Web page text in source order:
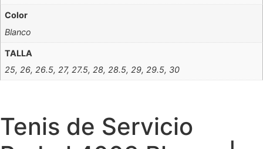
Color
Blanco
TALLA
25, 26, 26.5, 27, 27.5, 28, 28.5, 29, 29.5, 30
Tenis de Servicio